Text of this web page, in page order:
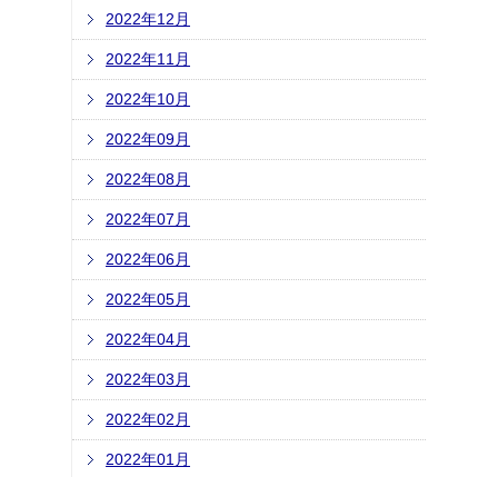
2022年12月
2022年11月
2022年10月
2022年09月
2022年08月
2022年07月
2022年06月
2022年05月
2022年04月
2022年03月
2022年02月
2022年01月